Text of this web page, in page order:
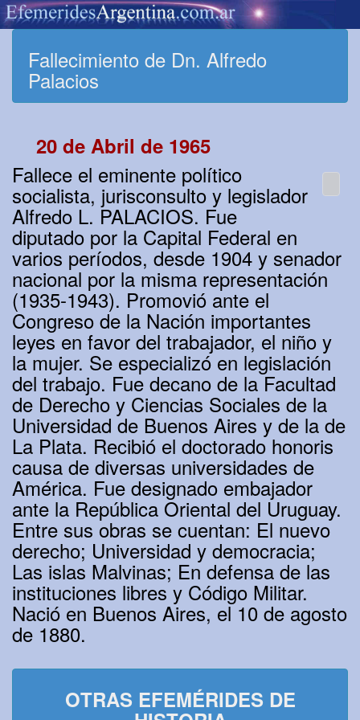
Fallecimiento de Dn. Alfredo
Palacios
20 de Abril de 1965
Fallece el eminente político
socialista, jurisconsulto y legislador
Alfredo L. PALACIOS. Fue
diputado por la Capital Federal en
varios períodos, desde 1904 y senador
nacional por la misma representación
(1935-1943). Promovió ante el
Congreso de la Nación importantes
leyes en favor del trabajador, el niño y
la mujer. Se especializó en legislación
del trabajo. Fue decano de la Facultad
de Derecho y Ciencias Sociales de la
Universidad de Buenos Aires y de la de
La Plata. Recibió el doctorado honoris
causa de diversas universidades de
América. Fue designado embajador
ante la República Oriental del Uruguay.
Entre sus obras se cuentan: El nuevo
derecho; Universidad y democracia;
Las islas Malvinas; En defensa de las
instituciones libres y Código Militar.
Nació en Buenos Aires, el 10 de agosto
de 1880.
OTRAS EFEMÉRIDES DE